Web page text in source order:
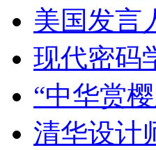
美国发言
现代密码
“中华赏
清华设计